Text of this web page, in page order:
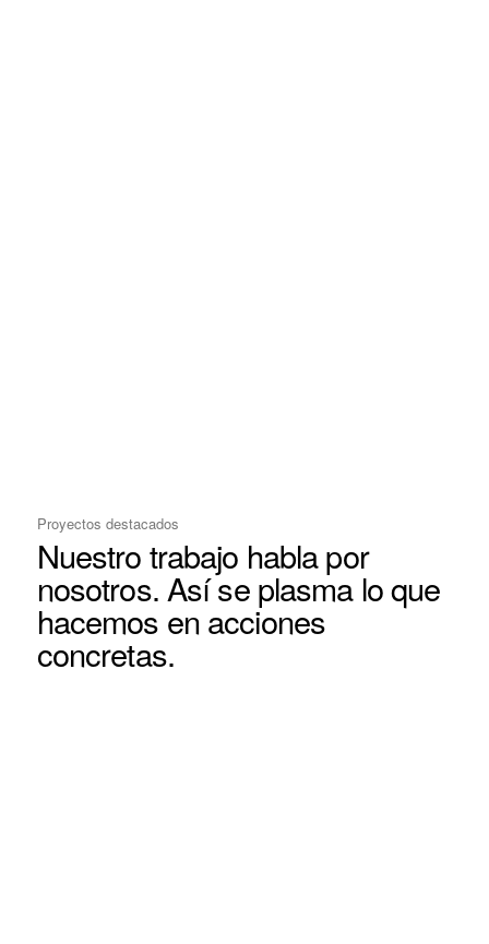
Proyectos destacados
Nuestro trabajo habla por
nosotros. Así se plasma lo que
hacemos en acciones
concretas.